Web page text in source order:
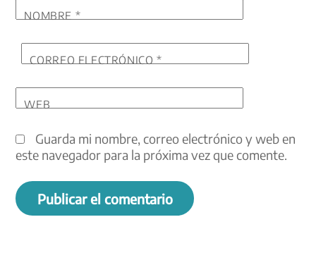
NOMBRE *
CORREO ELECTRÓNICO*
WEB
Guarda mi nombre, correo electrónico y web en
este navegador para la próxima vez que comente.